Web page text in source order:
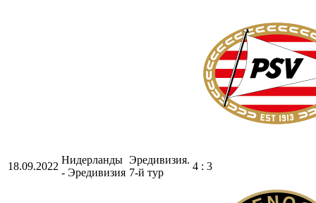
18.09.2022
Нидерланды
- Эредивизия
Эредивизия.
7-й тур
4 : 3